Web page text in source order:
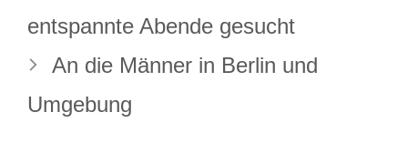
entspannte Abende gesucht
An die Männer in Berlin und
Umgebung